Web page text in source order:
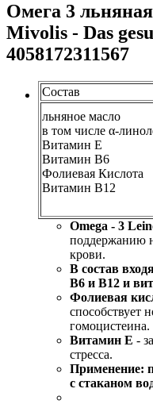
Омега 3
Mivolis - Das
4058172311567
Состав
льняное масло
в том числе α-
Витамин Е
Витамин B6
Фолиевая Кислота
Витамин B12
Omega - 3
поддержанию
крови.
В состав
В6 и В12 и
Фолиевая
способствует
гомоцистеина.
Витамин Е -
стресса.
Применение:
с стаканом